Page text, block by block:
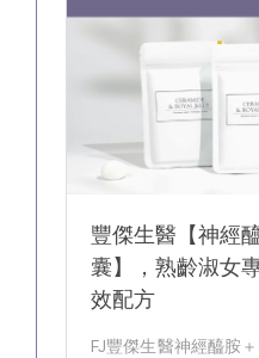
豐傑生醫【神經
囊】，熟齡淑女
效配方
FJ豐傑生醫神經醯胺